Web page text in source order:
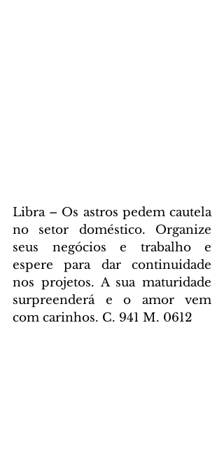
Libra – Os astros pedem cautela
no setor doméstico. Organize
seus negócios e trabalho e
espere para dar continuidade
nos projetos. A sua maturidade
surpreenderá e o amor vem
com carinhos. C. 941 M. 0612